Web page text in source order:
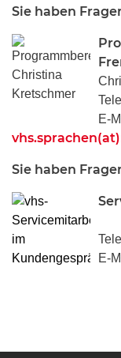
Sie haben
E-
Sie haben
E-